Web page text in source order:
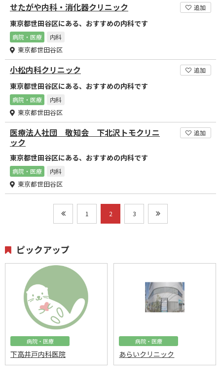
せたがや内科・消化器クリニック 追加
東京都世田谷区にある、おすすめの内科です
病院・医療 内科
東京都世田谷区
小松内科クリニック 追加
東京都世田谷区にある、おすすめの内科です
病院・医療 内科
東京都世田谷区
医療法人社団 敬知会 下北沢トモクリニ
ック
追加
東京都世田谷区にある、おすすめの内科です
病院・医療 内科
東京都世田谷区
1 2 3
ピックアップ
病院・医療
下高井戸内科医院
病院・医療
あらいクリニック